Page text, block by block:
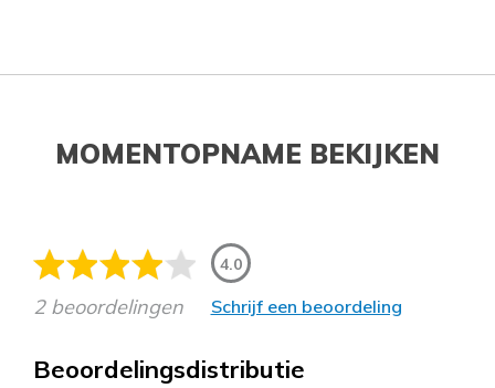
MOMENTOPNAME BEKIJKEN
4.0
2 beoordelingen Schrijf een beoordeling
Beoordelingsdistributie